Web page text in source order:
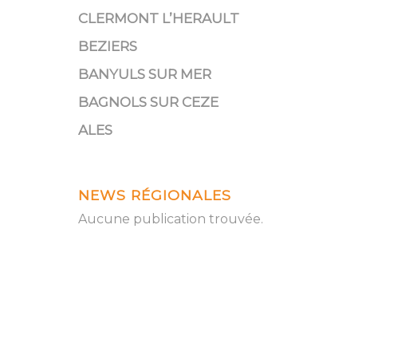
CLERMONT L’HERAULT
BEZIERS
BANYULS SUR MER
BAGNOLS SUR CEZE
ALES
NEWS RÉGIONALES
Aucune publication trouvée.